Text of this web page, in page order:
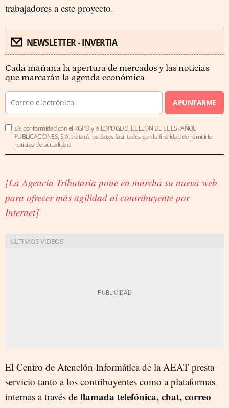
trabajadores a este proyecto.
NEWSLETTER - INVERTIA
Cada mañana la apertura de mercados y las noticias
que marcarán la agenda económica
APUNTARME
De conformidad con el RGPD y la LOPDGDD, EL LEÓN DE EL ESPAÑOL
PUBLICACIONES, S.A. tratará los datos facilitados con la finalidad de remitirle
noticias de actualidad.
[La Agencia Tributaria pone en marcha su nueva web
para ofrecer más agilidad al contribuyente por
Internet]
El Centro de Atención Informática de la AEAT presta
servicio tanto a los contribuyentes como a plataformas
internas a través de llamada telefónica, chat, correo